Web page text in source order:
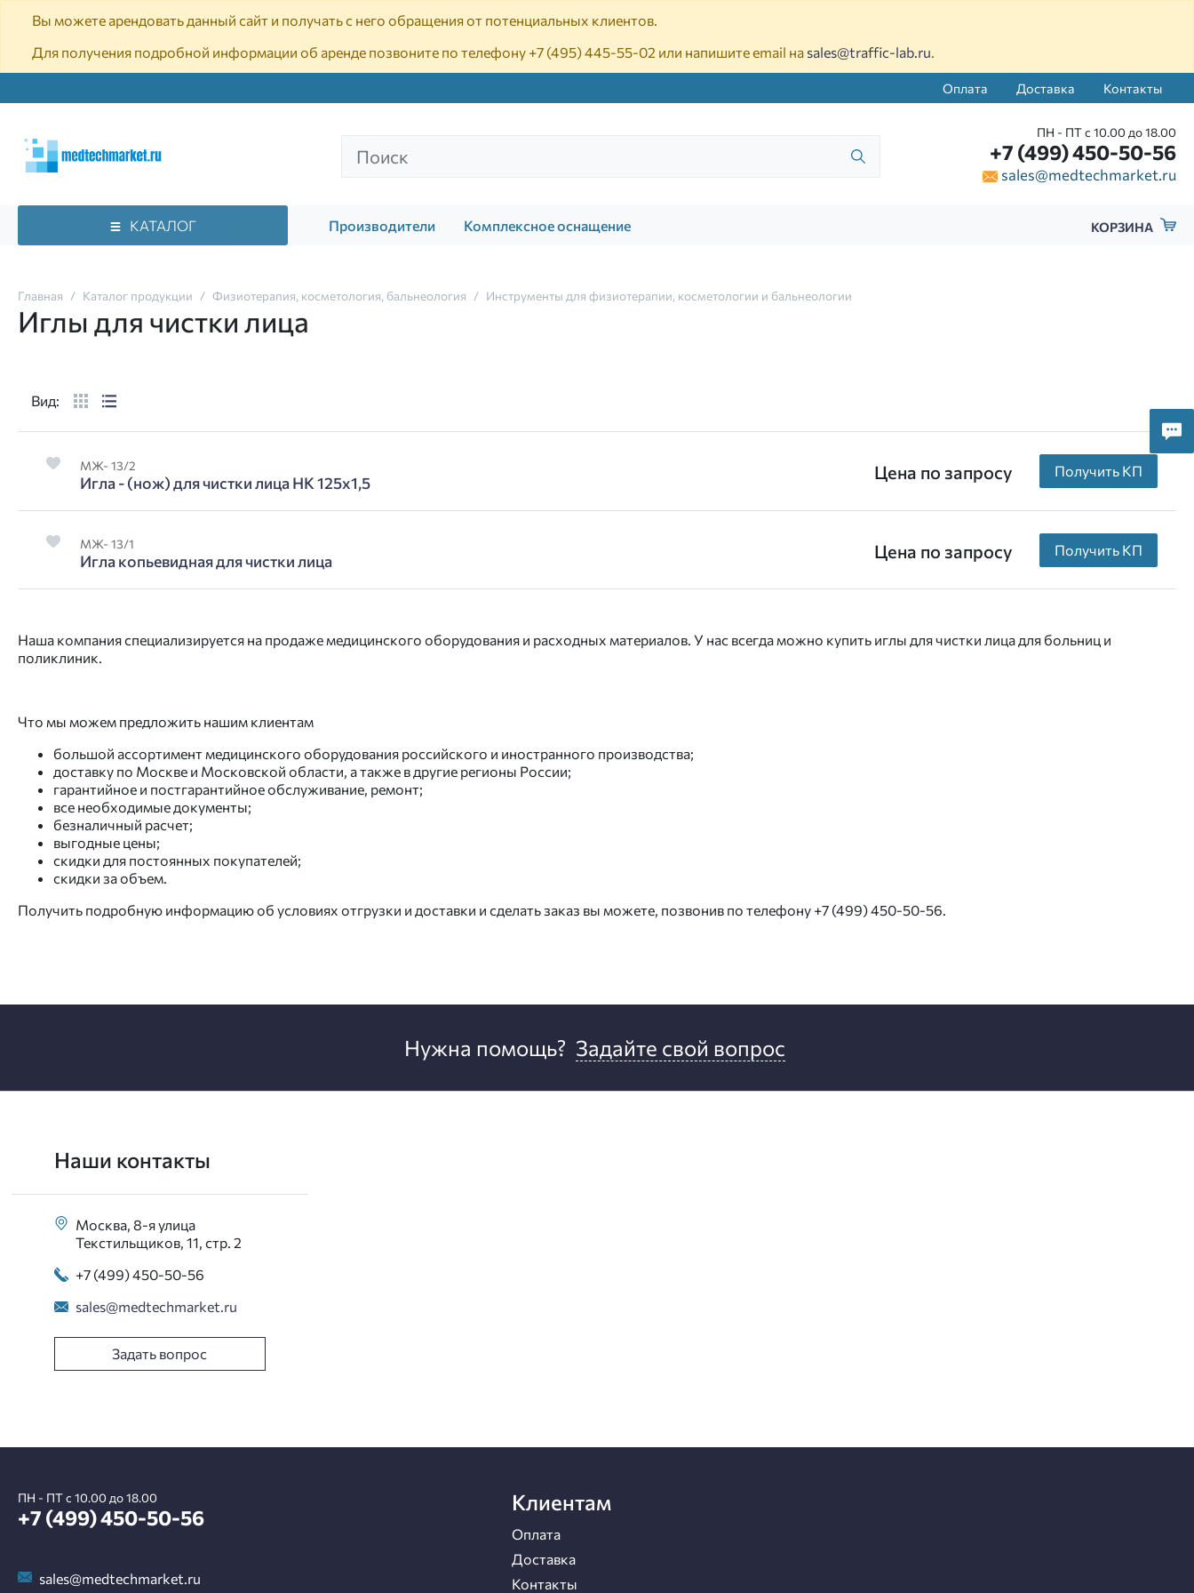
Вы можете арендовать данный сайт и получать с него обращения от потенциальных клиентов.
Для получения подробной информации об аренде позвоните по телефону +7 (495) 445-55-02 или напишите email на sales@traffic-lab.ru.
Оплата Доставка Контакты
ПН - ПТ с 10.00 до 18.00
+7 (499) 450-50-56
sales@medtechmarket.ru
КАТАЛОГ Производители Комплексное оснащение КОРЗИНА
Главная Каталог продукции Физиотерапия, косметология, бальнеология Инструменты для физиотерапии, косметологии и бальнеологии
Иглы для чистки лица
Вид:
МЖ- 13/2
Игла - (нож) для чистки лица НК 125х1,5 Цена по запросу Получить КП
МЖ- 13/1
Игла копьевидная для чистки лица Цена по запросу Получить КП
Наша компания специализируется на продаже медицинского оборудования и расходных материалов. У нас всегда можно купить иглы для чистки лица для больниц и
поликлиник.
Что мы можем предложить нашим клиентам
большой ассортимент медицинского оборудования российского и иностранного производства;
доставку по Москве и Московской области, а также в другие регионы России;
гарантийное и постгарантийное обслуживание, ремонт;
все необходимые документы;
безналичный расчет;
выгодные цены;
скидки для постоянных покупателей;
скидки за объем.
Получить подробную информацию об условиях отгрузки и доставки и сделать заказ вы можете, позвонив по телефону +7 (499) 450-50-56.
Нужна помощь? Задайте свой вопрос
Наши контакты
Москва, 8-я улица
Текстильщиков, 11, стр. 2
+7 (499) 450-50-56
sales@medtechmarket.ru
Задать вопрос
ПН - ПТ с 10.00 до 18.00
+7 (499) 450-50-56
sales@medtechmarket.ru
Клиентам
Оплата
Доставка
Контакты